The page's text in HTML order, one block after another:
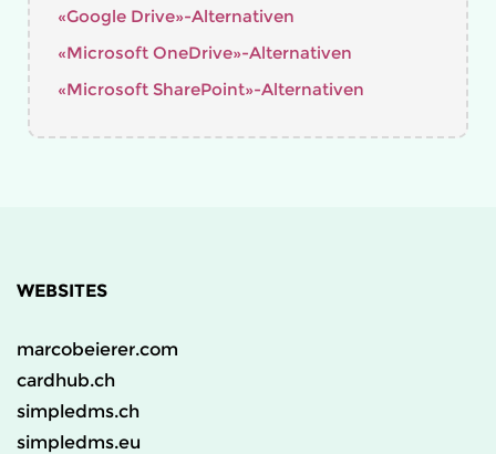
«Google Drive»-Alternativen
«Microsoft OneDrive»-Alternativen
«Microsoft SharePoint»-Alternativen
WEBSITES
marcobeierer.com
cardhub.ch
simpledms.ch
simpledms.eu